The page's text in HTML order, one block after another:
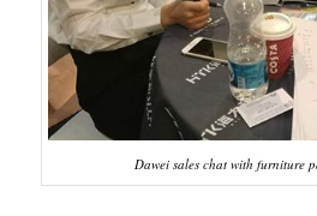
Dawei sales chat with furniture